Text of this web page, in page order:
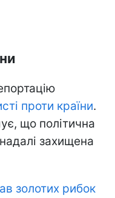
проти країни.
що політична
захищена
золотих рибок